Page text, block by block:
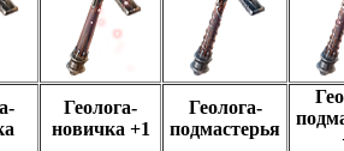
Геолога-
новичка +1
Геолога-
подмастерья